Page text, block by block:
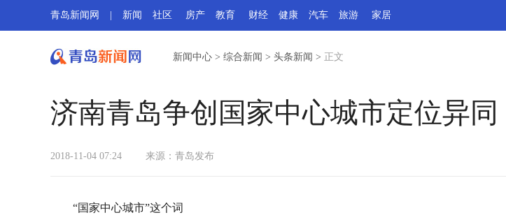
青岛新闻网 新闻 社区 房产 教育 财经 健康 汽车 旅游 家居
新闻中心 > 综合新闻 > 头条新闻 > 正文
济南青岛争创国家中心城市定位异
2018-11-04 07:24 来源：青岛发布
“国家中心城市”这个词